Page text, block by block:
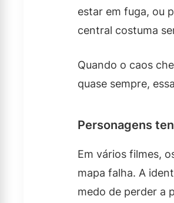
estar em fuga, ou
central costuma
Quando o caos
quase sempre,
Personagens
Em vários filmes,
mapa falha. A
medo de perder a